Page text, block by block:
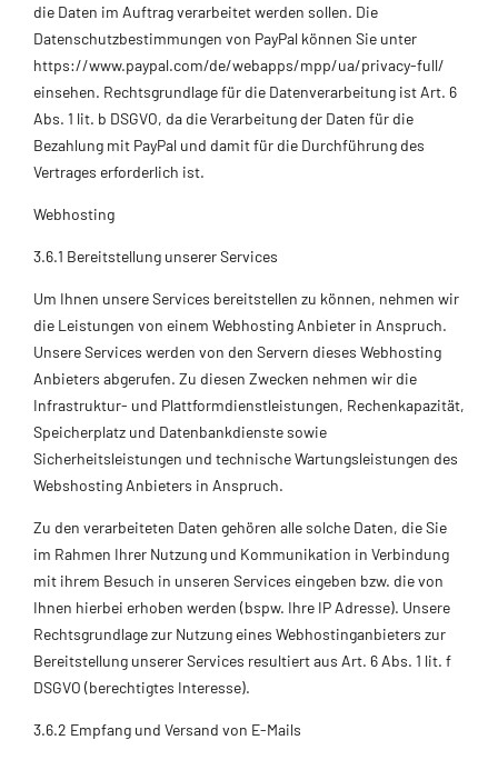
die Daten im Auftrag verarbeitet werden sollen. Die
Datenschutzbestimmungen von PayPal können Sie unter
https://www.paypal.com/de/webapps/mpp/ua/privacy-full/
einsehen. Rechtsgrundlage für die Datenverarbeitung ist Art. 6
Abs. 1 lit. b DSGVO, da die Verarbeitung der Daten für die
Bezahlung mit PayPal und damit für die Durchführung des
Vertrages erforderlich ist.
Webhosting
3.6.1 Bereitstellung unserer Services
Um Ihnen unsere Services bereitstellen zu können, nehmen wir
die Leistungen von einem Webhosting Anbieter in Anspruch.
Unsere Services werden von den Servern dieses Webhosting
Anbieters abgerufen. Zu diesen Zwecken nehmen wir die
Infrastruktur- und Plattformdienstleistungen, Rechenkapazität,
Speicherplatz und Datenbankdienste sowie
Sicherheitsleistungen und technische Wartungsleistungen des
Webshosting Anbieters in Anspruch.
Zu den verarbeiteten Daten gehören alle solche Daten, die Sie
im Rahmen Ihrer Nutzung und Kommunikation in Verbindung
mit ihrem Besuch in unseren Services eingeben bzw. die von
Ihnen hierbei erhoben werden (bspw. Ihre IP Adresse). Unsere
Rechtsgrundlage zur Nutzung eines Webhostinganbieters zur
Bereitstellung unserer Services resultiert aus Art. 6 Abs. 1 lit. f
DSGVO (berechtigtes Interesse).
3.6.2 Empfang und Versand von E-Mails